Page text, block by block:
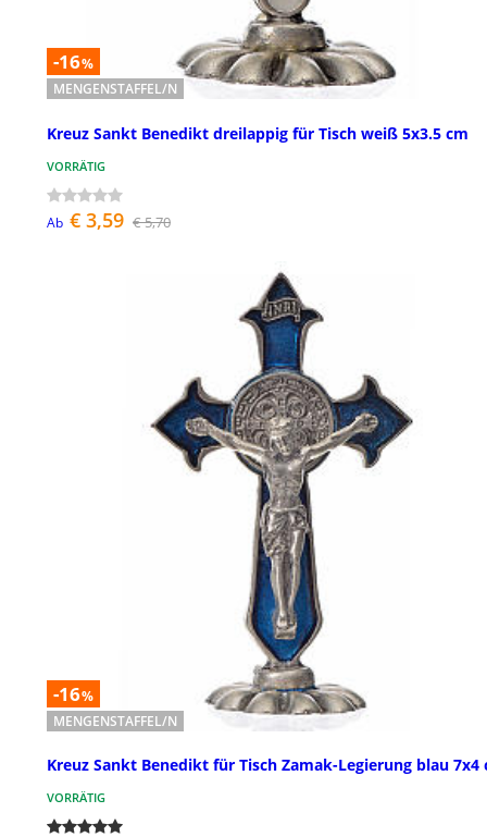
-16%
MENGENSTAFFEL/N
Kreuz Sankt Benedikt dreilappig für Tisch weiß 5x3.5 cm
VORRÄTIG
Ab € 3,59 € 5,70
-16%
MENGENSTAFFEL/N
Kreuz Sankt Benedikt für Tisch Zamak-Legierung blau 7x4
VORRÄTIG